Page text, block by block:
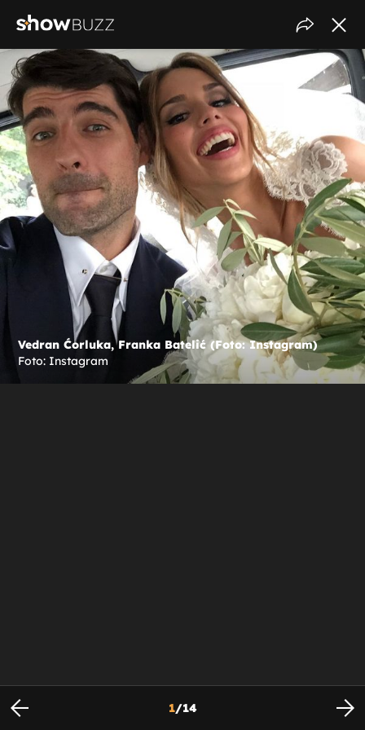
Vedran Ćorluka, Franka Batelić (Foto: Instagram)
Foto: Instagram
1/14